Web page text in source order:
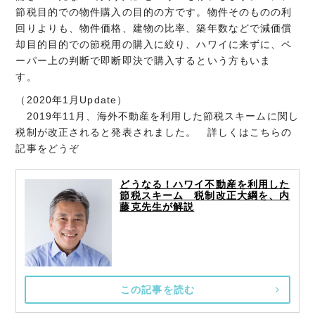
節税目的での物件購入の目的の方です。物件そのものの利
回りよりも、物件価格、建物の比率、築年数などで減価償
却目的目的での節税用の購入に絞り、ハワイに来ずに、ペ
ーパー上の判断で即断即決で購入するという方もいま
す。
（2020年1月Update）
2019年11月、海外不動産を利用した節税スキームに関し
税制が改正されると発表されました。 詳しくはこちらの
記事をどうぞ
どうなる！ハワイ不動産を利用した
節税スキーム 税制改正大綱を、内
藤克先生が解説
この記事を読む